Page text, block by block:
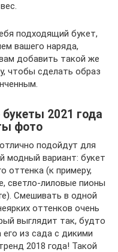
подходящий букет,
вашего наряда,
добавить такой же
чтобы сделать образ
2021 года
фото
подойдут для
модный вариант: букет
оттенка (к примеру,
светло-лиловые пионы
Смешивать в одной
оттенков очень
выглядит так, будто
из сада с дикими
2018 года! Такой